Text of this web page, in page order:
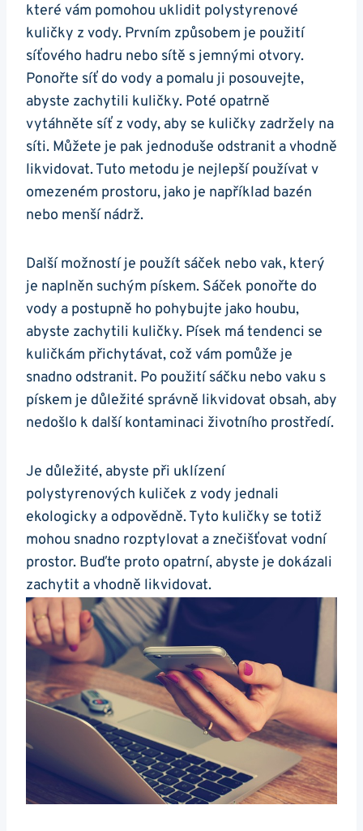
které vám pomohou uklidit polystyrenové
kuličky z vody. Prvním způsobem je použití
síťového hadru nebo sítě s jemnými otvory.
Ponořte síť do vody a pomalu ji posouvejte,
abyste zachytili kuličky. Poté opatrně
vytáhněte síť z vody, aby se kuličky zadržely na
síti. Můžete je pak jednoduše odstranit a vhodně
likvidovat. Tuto metodu je nejlepší používat v
omezeném prostoru, jako je například bazén
nebo menší nádrž.
Další možností je použít sáček nebo vak, který
je naplněn suchým pískem. Sáček ponořte do
vody a postupně ho pohybujte jako houbu,
abyste zachytili kuličky. Písek má tendenci se
kuličkám přichytávat, což vám pomůže je
snadno odstranit. Po použití sáčku nebo vaku s
pískem je důležité správně likvidovat obsah, aby
nedošlo k další kontaminaci životního prostředí.
Je důležité, abyste při uklízení
polystyrenových kuliček z vody jednali
ekologicky a odpovědně. Tyto kuličky se totiž
mohou snadno rozptylovat a znečišťovat vodní
prostor. Buďte proto opatrní, abyste je dokázali
zachytit a vhodně likvidovat.